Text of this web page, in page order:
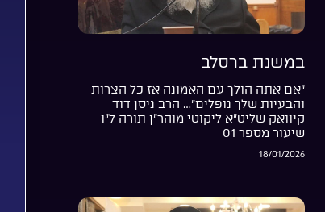
במשנת ברסלב
“אם אתה הולך עם האמונה אז כל הצרות
והבעיות שלך נופלים”… הרב ניסן דוד
קיוואק שליט”א ליקוטי מוהר”ן תורה ל”ו
שיעור מספר 01
18/01/2026